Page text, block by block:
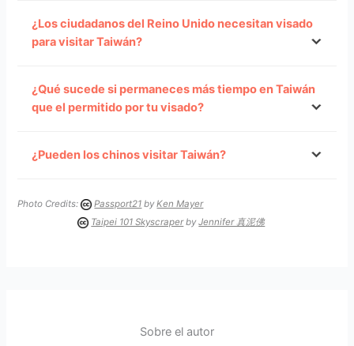
¿Los ciudadanos del Reino Unido necesitan visado
para visitar Taiwán?
¿Qué sucede si permaneces más tiempo en Taiwán
que el permitido por tu visado?
¿Pueden los chinos visitar Taiwán?
Photo Credits: Passport21 byKen Mayer
Taipei 101 SkyscraperbyJennifer 真泥佛
Sobre el autor